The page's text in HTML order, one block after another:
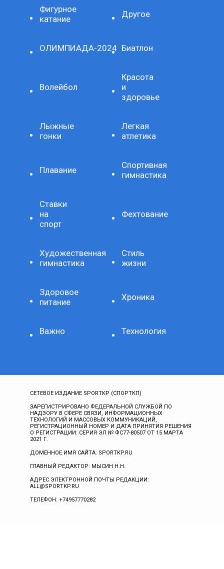
Фигурное
катание
Другое
ОЛИМПИАДА-2024 Биатлон
Волейбол
Красота
и
здоровье
Лыжные
гонки
Легкая
атлетика
Плавание
Спортивная
гимнастика
Ставки
на
спорт
Фехтование
Художественная
гимнастика
Стиль
жизни
Здоровое
питание
Хроника
Важно Технология
СЕТЕВОЕ ИЗДАНИЕ SPORTKP (СПОРТКП)
ЗАРЕГИСТРИРОВАНО ФЕДЕРАЛЬНОЙ СЛУЖБОЙ ПО
НАДЗОРУ В СФЕРЕ СВЯЗИ, ИНФОРМАЦИОННЫХ
ТЕХНОЛОГИЙ И МАССОВЫХ КОММУНИКАЦИЙ,
РЕГИСТРАЦИОННЫЙ НОМЕР И ДАТА ПРИНЯТИЯ РЕШЕНИЯ
О РЕГИСТРАЦИИ: СЕРИЯ ЭЛ № ФС77-80507 ОТ 15 МАРТА
2021 Г.
ДОМЕННОЕ ИМЯ САЙТА: SPORTKP.RU
ГЛАВНЫЙ РЕДАКТОР: МЫСИН Н.Н.
АДРЕС ЭЛЕКТРОННОЙ ПОЧТЫ РЕДАКЦИИ:
ALL@SPORTKP.RU
ТЕЛЕФОН: +74957770282